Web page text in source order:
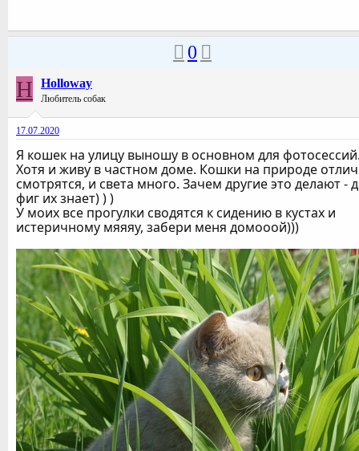
0
H Holloway
Любитель собак
17.07.2020
Я кошек на улицу выношу в основном для
Хотя и живу в частном доме. Кошки на природе
смотрятся, и света много. Зачем другие это делают -
фиг их знает) ) )
У моих все прогулки сводятся к сидению в кустах и
истеричному мяяяу, забери меня домооой)))